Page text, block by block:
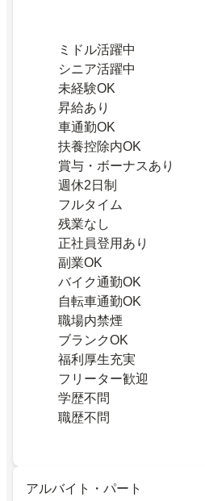
ミドル活躍中
シニア活躍中
未経験OK
昇給あり
車通勤OK
扶養控除内OK
賞与・ボーナスあり
週休2日制
フルタイム
残業なし
正社員登用あり
副業OK
バイク通勤OK
自転車通勤OK
職場内禁煙
ブランクOK
福利厚生充実
フリーター歓迎
学歴不問
職歴不問
アルバイト・パート